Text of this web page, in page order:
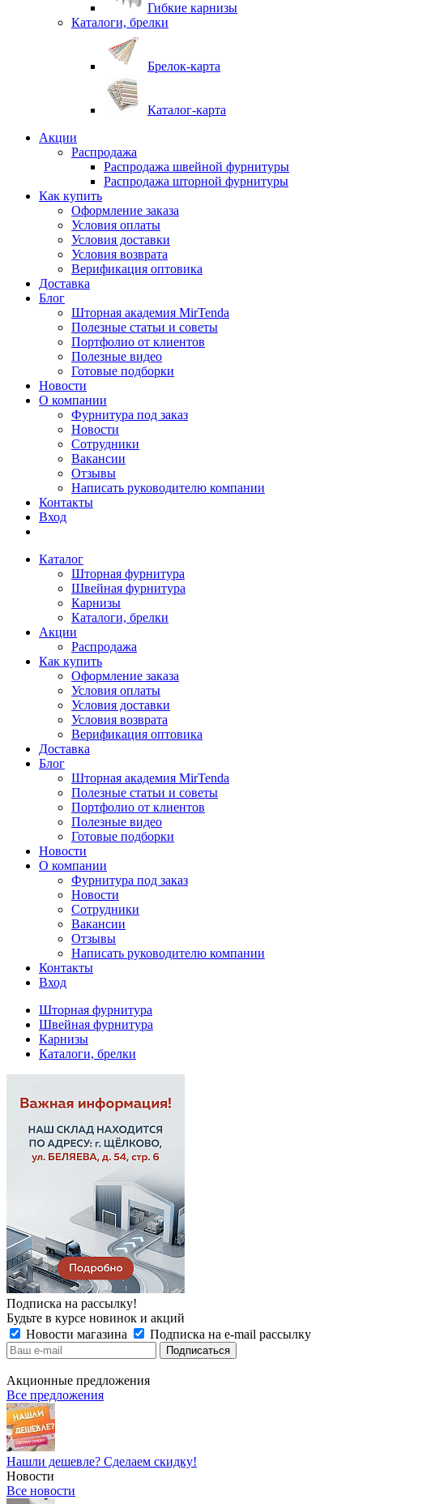
Гибкие карнизы
Каталоги, брелки
Брелок-карта
Каталог-карта
Акции
Распродажа
Распродажа швейной фурнитуры
Распродажа шторной фурнитуры
Как купить
Оформление заказа
Условия оплаты
Условия доставки
Условия возврата
Верификация оптовика
Доставка
Блог
Шторная академия MirTenda
Полезные статьи и советы
Портфолио от клиентов
Полезные видео
Готовые подборки
Новости
О компании
Фурнитура под заказ
Новости
Сотрудники
Вакансии
Отзывы
Написать руководителю компании
Контакты
Вход
Каталог
Шторная фурнитура
Швейная фурнитура
Карнизы
Каталоги, брелки
Акции
Распродажа
Как купить
Оформление заказа
Условия оплаты
Условия доставки
Условия возврата
Верификация оптовика
Доставка
Блог
Шторная академия MirTenda
Полезные статьи и советы
Портфолио от клиентов
Полезные видео
Готовые подборки
Новости
О компании
Фурнитура под заказ
Новости
Сотрудники
Вакансии
Отзывы
Написать руководителю компании
Контакты
Вход
Шторная фурнитура
Швейная фурнитура
Карнизы
Каталоги, брелки
Подписка на рассылку!
Будьте в курсе новинок и акций
Новости магазина
Подписка на e-mail рассылку
Акционные предложения
Все предложения
Нашли дешевле? Сделаем скидку!
Новости
Все новости